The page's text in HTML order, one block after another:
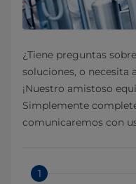
¿Tiene preguntas
soluciones, o necesita
¡Nuestro amistoso
Simplemente
comunicaremos con
1